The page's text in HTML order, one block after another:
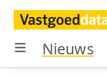
Nieuws